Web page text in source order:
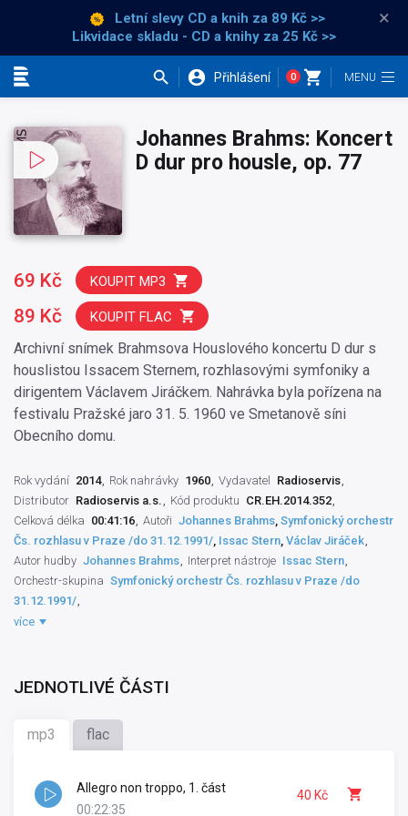
Letní slevy CD a knih za 89 Kč >>
Likvidace skladu - CD a knihy za 25 Kč >>
×
Přihlášení 0
Johannes Brahms: Koncert
D dur pro housle, op. 77
Archivní snímek Brahmsova Houslového koncertu D dur s
houslistou Issacem Sternem, rozhlasovými symfoniky a
dirigentem Václavem Jiráčkem. Nahrávka byla pořízena na
festivalu Pražské jaro 31. 5. 1960 ve Smetanově síni
Obecního domu.
69 Kč KOUPIT MP3
89 Kč KOUPIT FLAC
Rok vydání 2014 Rok nahrávky 1960 Vydavatel
Radioservis
Distributor Radioservis a.s. Kód produktu CR.EH.2014.352
Celková délka 00:41:16 Autoři Johannes Brahms, Symfonický orchestr
Čs. rozhlasu v Praze /do 31.12.1991/, Issac Stern, Václav Jiráček
Autor hudby Johannes Brahms Interpret nástroje Issac Stern
Orchestr-skupina Symfonický orchestr Čs. rozhlasu v Praze /do
31.12.1991/
Dirigent
více
JEDNOTLIVÉ ČÁSTI
mp3 flac
Allegro non troppo, 1. část
00:22:35
40 Kč